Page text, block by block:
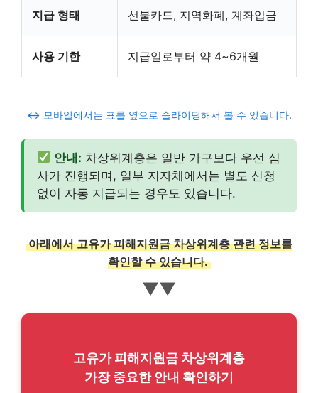
지급 형태 선불카드, 지역화폐, 계좌입금
사용 기한 지급일로부터 약 4~6개월
↔️ 모바일에서는 표를 옆으로 슬라이딩해서 볼 수 있습니다.
안내: 차상위계층은 일반 가구보다 우선 심
사가 진행되며, 일부 지자체에서는 별도 신청
없이 자동 지급되는 경우도 있습니다.
아래에서 고유가 피해지원금 차상위계층 관련 정보를
확인할 수 있습니다.
▼▼
고유가 피해지원금 차상위계층
가장 중요한 안내 확인하기